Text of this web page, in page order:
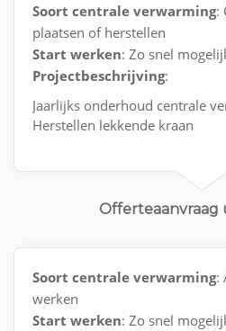
Soort centrale verwarming:
plaatsen of herstellen
Start werken: Zo snel
Projectbeschrijving:
Jaarlijks onderhoud centrale
Herstellen lekkende kraan
Offerteaanvraag
Soort centrale verwarming:
werken
Start werken: Zo snel